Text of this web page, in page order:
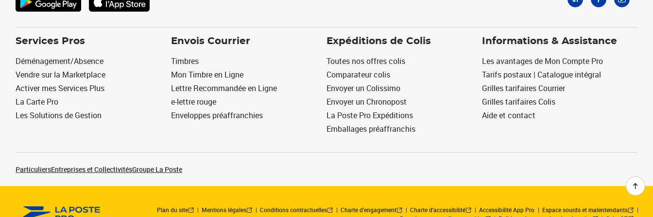
Services Pros
Déménagement/Absence
Vendre sur la Marketplace
Activer mes Services Plus
La Carte Pro
Les Solutions de Gestion
Envois Courrier
Timbres
Mon Timbre en Ligne
Lettre Recommandée en Ligne
e-lettre rouge
Enveloppes préaffranchies
Expéditions de Colis
Toutes nos offres colis
Comparateur colis
Envoyer un Colissimo
Envoyer un Chronopost
La Poste Pro Expéditions
Emballages préaffranchis
Informations & Assistance
Les avantages de Mon Compte Pro
Tarifs postaux | Catalogue intégral
Grilles tarifaires Courrier
Grilles tarifaires Colis
Aide et contact
ParticuliersEntreprises et CollectivitésGroupe La Poste
Plan du site Mentions légales Conditions contractuelles Charte d’engagement Charte d'accessibilité Accessibilité App Pro
Espace sourds et malentendants